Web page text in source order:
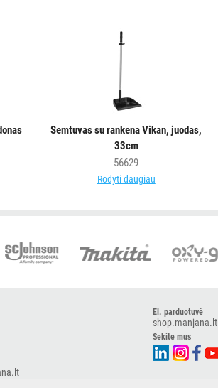
Semtuvas su rankena Vikan, juodas,
33cm
56629
Rodyti daugiau
El. parduotuvė
shop.manjana.lt
Sekite mus